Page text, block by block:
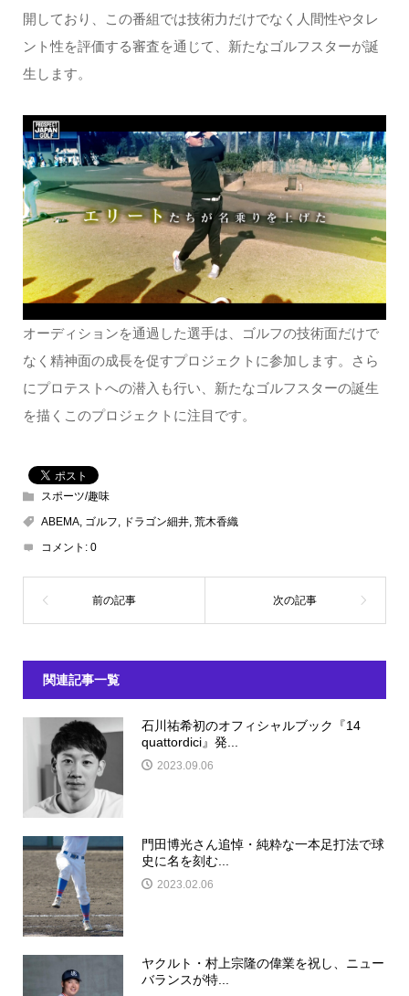
開しており、この番組では技術力だけでなく人間性やタレ
ント性を評価する審査を通じて、新たなゴルフスターが誕
生します。
オーディションを通過した選手は、ゴルフの技術面だけで
なく精神面の成長を促すプロジェクトに参加します。さら
にプロテストへの潜入も行い、新たなゴルフスターの誕生
を描くこのプロジェクトに注目です。
スポーツ/趣味
ABEMA, ゴルフ, ドラゴン細井, 荒木香織
コメント: 0
関連記事一覧
石川祐希初のオフィシャルブック『14
quattordici』発...
2023.09.06
門田博光さん追悼・純粋な一本足打法で球
史に名を刻む...
2023.02.06
ヤクルト・村上宗隆の偉業を祝し、ニュー
バランスが特...